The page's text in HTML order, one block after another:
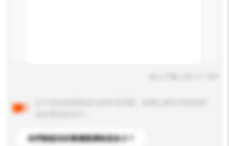
你們能提供的最優惠價格是多少？